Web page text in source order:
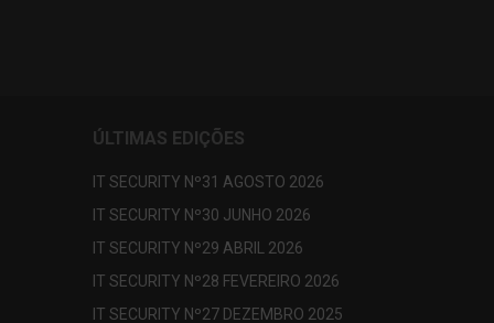
ÚLTIMAS EDIÇÕES
IT SECURITY Nº31 AGOSTO 2026
IT SECURITY Nº30 JUNHO 2026
IT SECURITY Nº29 ABRIL 2026
IT SECURITY Nº28 FEVEREIRO 2026
IT SECURITY Nº27 DEZEMBRO 2025